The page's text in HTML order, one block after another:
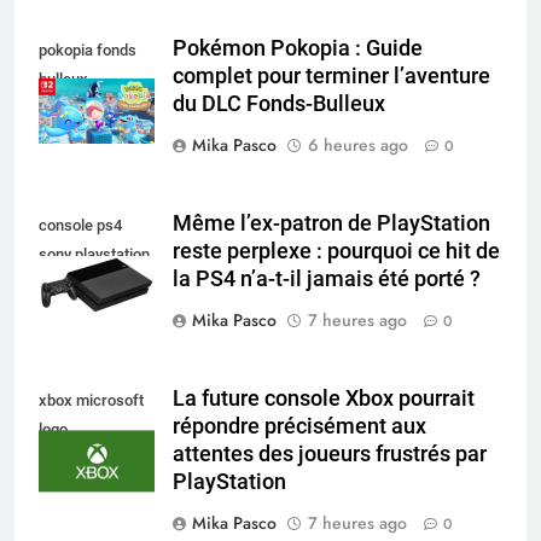
pokopia fonds
bulleux
Pokémon Pokopia : Guide
complet pour terminer l’aventure
du DLC Fonds-Bulleux
Mika Pasco
6 heures ago 0
console ps4
sony playstation
Même l’ex-patron de PlayStation
reste perplexe : pourquoi ce hit de
la PS4 n’a-t-il jamais été porté ?
Mika Pasco
7 heures ago 0
xbox microsoft
logo
La future console Xbox pourrait
répondre précisément aux
attentes des joueurs frustrés par
PlayStation
Mika Pasco
7 heures ago 0